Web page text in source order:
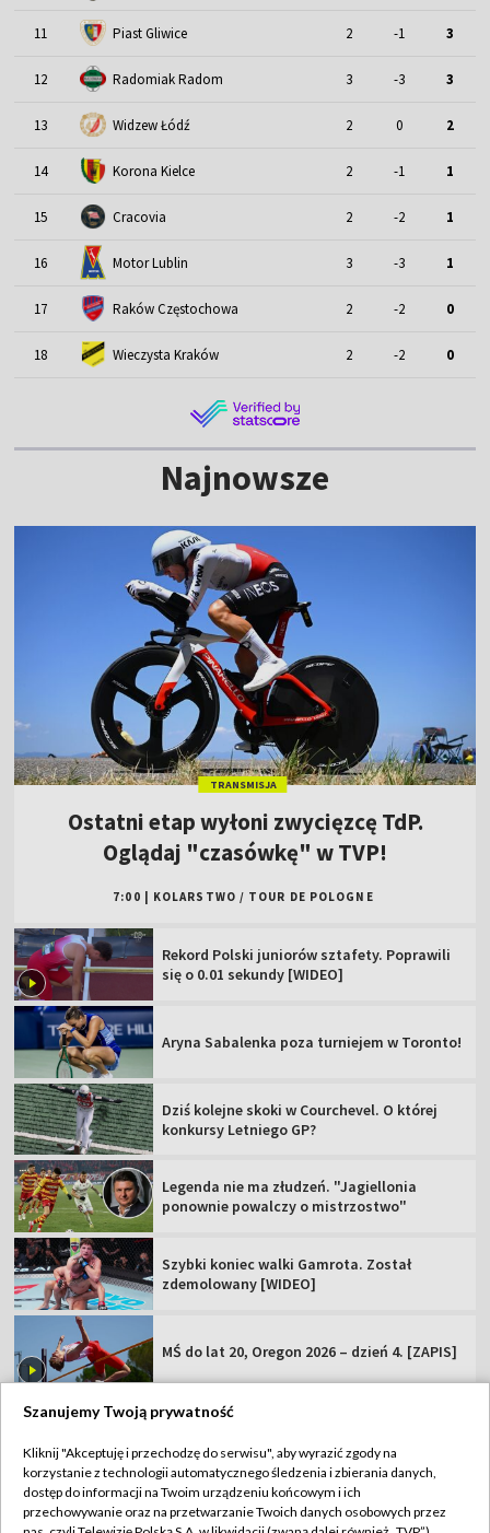
11 Piast Gliwice 2 -1 3
12 Radomiak Radom 3 -3 3
13 Widzew Łódź 2 0 2
14 Korona Kielce 2 -1 1
15 Cracovia 2 -2 1
16 Motor Lublin 3 -3 1
17 Raków Częstochowa 2 -2 0
18 Wieczysta Kraków 2 -2 0
Najnowsze
TRANSMISJA
Ostatni etap wyłoni zwycięzcę TdP.
Oglądaj "czasówkę" w TVP!
7:00 KOLARSTWO / TOUR DE POLOGNE
Rekord Polski juniorów sztafety. Poprawili
się o 0.01 sekundy [WIDEO]
Aryna Sabalenka poza turniejem w Toronto!
Dziś kolejne skoki w Courchevel. O której
konkursy Letniego GP?
Legenda nie ma złudzeń. "Jagiellonia
ponownie powalczy o mistrzostwo"
Szybki koniec walki Gamrota. Został
zdemolowany [WIDEO]
MŚ do lat 20, Oregon 2026 – dzień 4. [ZAPIS]
TVP
Abonament TVP
Regulamin TVP
Szanujemy Twoją prywatność
Kliknij "Akceptuję i przechodzę do serwisu", aby wyrazić zgody na
korzystanie z technologii automatycznego śledzenia i zbierania danych,
dostęp do informacji na Twoim urządzeniu końcowym i ich
przechowywanie oraz na przetwarzanie Twoich danych osobowych przez